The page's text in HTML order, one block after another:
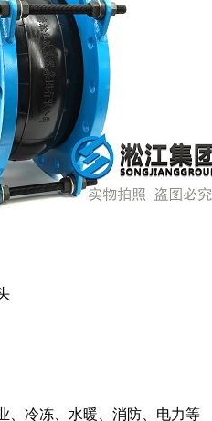
冷冻、水暖、消防、电力等